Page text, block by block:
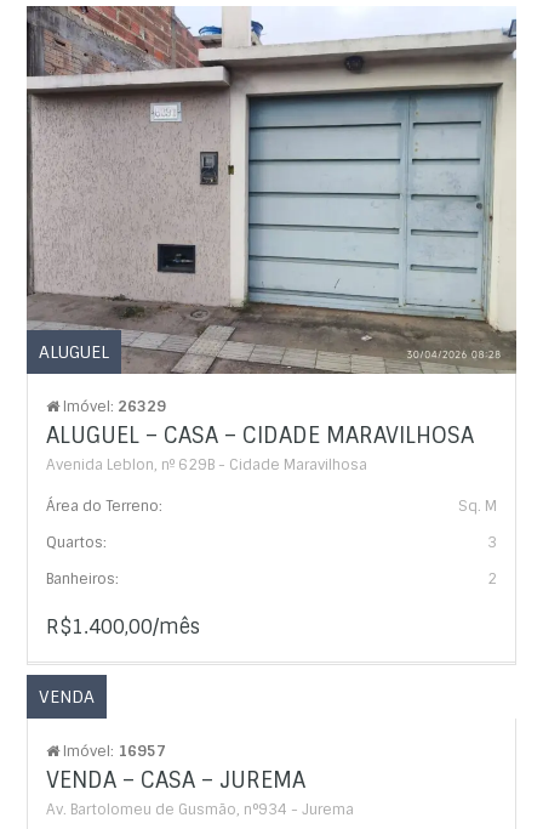
ALUGUEL
Imóvel: 26329
ALUGUEL – CASA – CIDADE MARAVILHOSA
Avenida Leblon, nº 629B - Cidade Maravilhosa
Área do Terreno:
Sq. M
Quartos:
3
Banheiros:
2
R$1.400,00/mês
VENDA
Imóvel: 16957
VENDA – CASA – JUREMA
Av. Bartolomeu de Gusmão, n°934 - Jurema